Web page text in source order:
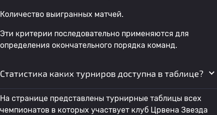
Количество выигранных матчей.
Эти критерии последовательно применяются для
определения окончательного порядка команд.
Статистика каких турниров доступна в таблице?
На странице представлены турнирные таблицы всех
чемпионатов в которых участвует клуб Црвена Звезда